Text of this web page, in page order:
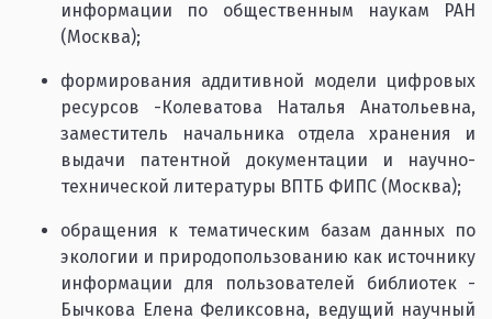
информации по общественным наукам РАН
(Москва);
формирования аддитивной модели цифровых
ресурсов -Колеватова Наталья Анатольевна,
заместитель начальника отдела хранения и
выдачи патентной документации и научно-
технической литературы ВПТБ ФИПС (Москва);
обращения к тематическим базам данных по
экологии и природопользованию как источнику
информации для пользователей библиотек -
Бычкова Елена Феликсовна, ведущий научный